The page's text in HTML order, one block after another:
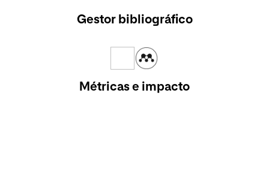
Gestor bibliográfico
Métricas e impacto